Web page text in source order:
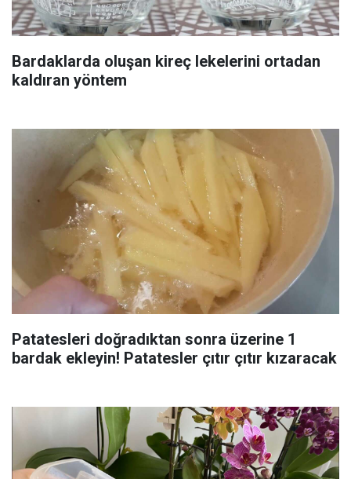
Bardaklarda oluşan kireç lekelerini ortadan
kaldıran yöntem
Patatesleri doğradıktan sonra üzerine 1
bardak ekleyin! Patatesler çıtır çıtır kızaracak